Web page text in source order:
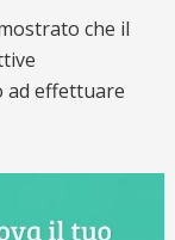
che il
ad effettuare